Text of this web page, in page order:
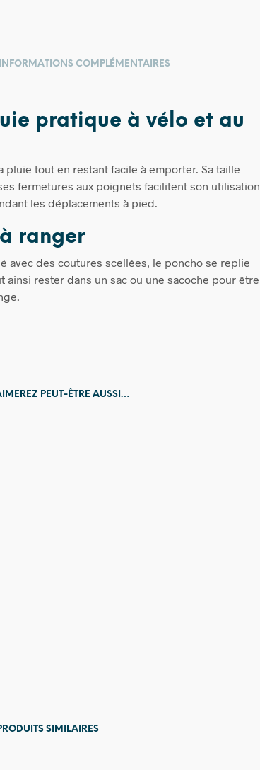
INFORMATIONS COMPLÉMENTAIRES
pratique à vélo et au
pluie tout en restant facile à emporter. Sa taille
fermetures aux poignets facilitent son utilisation
les déplacements à pied.
ranger
avec des coutures scellées, le poncho se replie
rester dans un sac ou une sacoche pour être
PEUT-ÊTRE AUSSI…
SIMILAIRES